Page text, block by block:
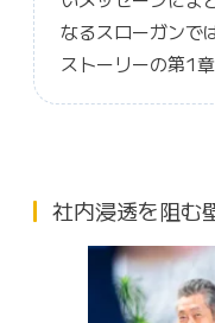
なるスローガンで
ストーリーの第1
社内浸透を阻む